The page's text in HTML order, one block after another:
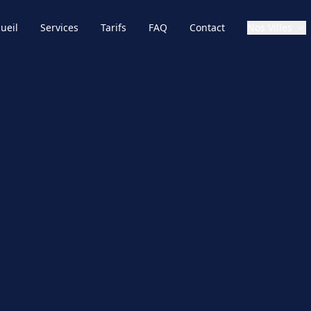
Services Tarifs FAQ Contact